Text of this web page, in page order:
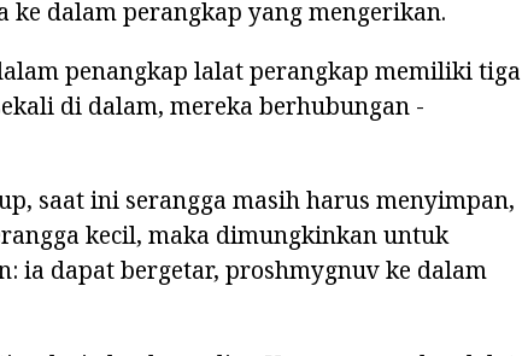
dalam perangkap yang mengerikan.
penangkap lalat perangkap memiliki tiga
di dalam, mereka berhubungan -
saat ini serangga masih harus menyimpan,
kecil, maka dimungkinkan untuk
ia dapat bergetar, proshmygnuv ke dalam